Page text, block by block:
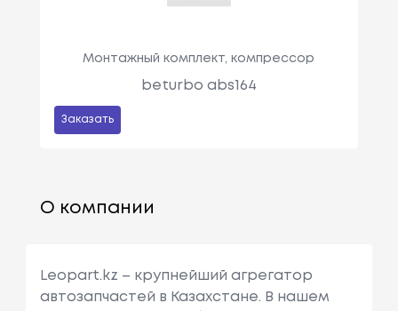
Монтажный комплект, компрессор
beturbo abs164
Заказать
О компании
Leopart.kz – крупнейший агрегатор
автозапчастей в Казахстане. В нашем